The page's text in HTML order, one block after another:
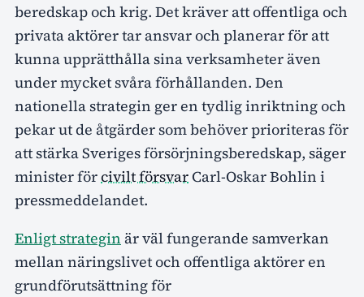
beredskap och krig. Det kräver att offentliga och
privata aktörer tar ansvar och planerar för att
kunna upprätthålla sina verksamheter även
under mycket svåra förhållanden. Den
nationella strategin ger en tydlig inriktning och
pekar ut de åtgärder som behöver prioriteras för
att stärka Sveriges försörjningsberedskap, säger
minister förcivilt försvar Carl-Oskar Bohlin i
pressmeddelandet.
Enligt strategin är väl fungerande samverkan
mellan näringslivet och offentliga aktörer en
grundförutsättning för